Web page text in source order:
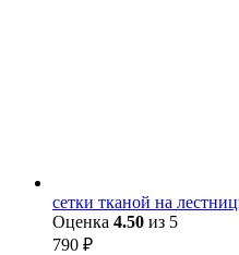
сетки тканой на
Оценка 4.50 из 5
790 ₽